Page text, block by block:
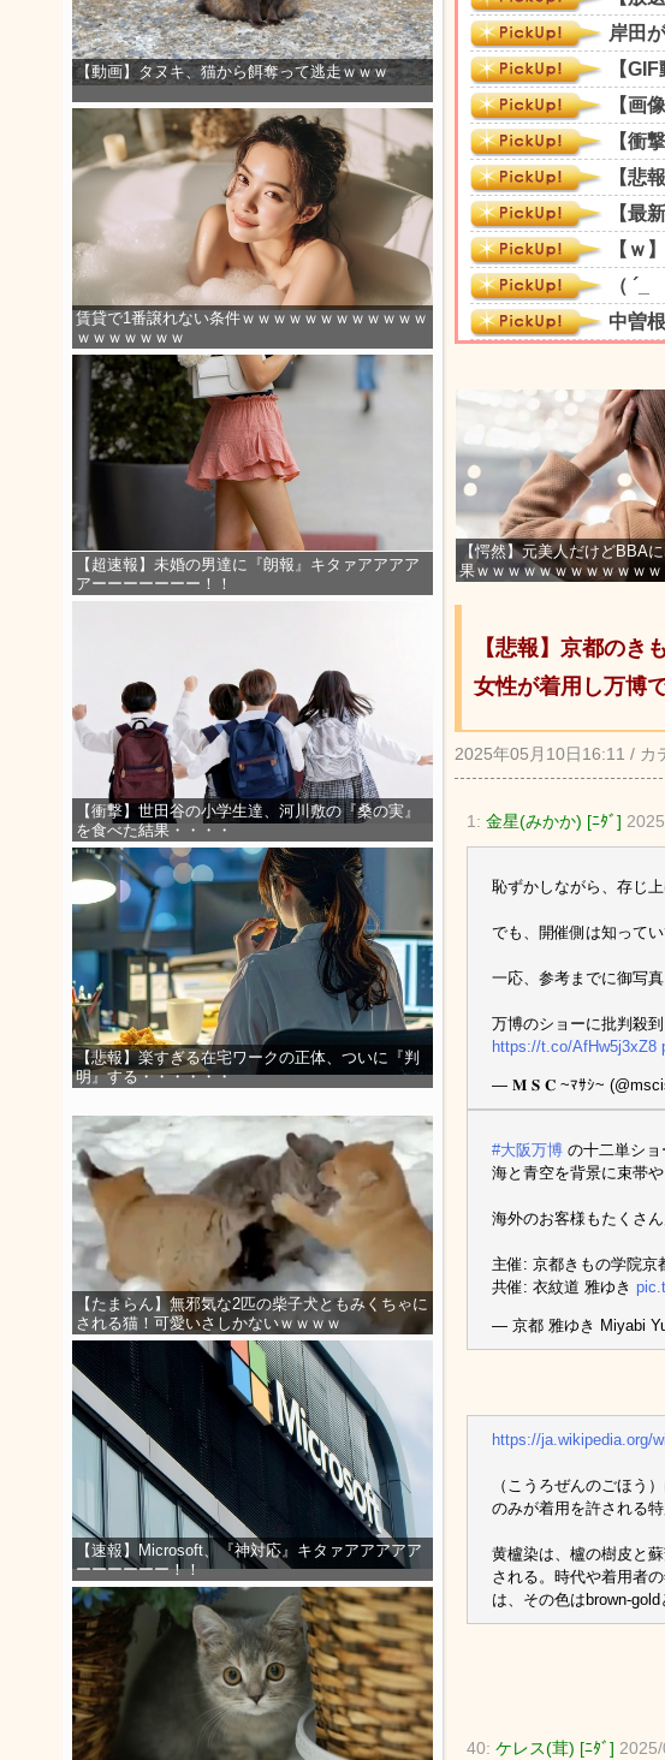
【動画】タヌキ、猫から餌奪って逃走ｗｗｗ
賃貸で1番譲れない条件ｗｗｗｗｗｗｗｗｗｗｗｗ
ｗｗｗｗｗｗｗ
【超速報】未婚の男達に『朗報』キタァアアアア
アーーーーーーー！！
【衝撃】世田谷の小学生達、河川敷の『桑の実』
を食べた結果・・・・
【悲報】楽すぎる在宅ワークの正体、ついに『判
明』する・・・・・・
【たまらん】無邪気な2匹の柴子犬ともみくちゃに
される猫！可愛いさしかないｗｗｗｗ
【速報】Microsoft、『神対応』キタァアアアアア
ーーーーーー！！
【愕然】元美人だけどBBA
果ｗｗｗｗｗｗｗｗｗｗｗｗ
【悲報】京都のき
女性が着用し万博
2025年05月10日16:11 / カ
1: 金星(みかか) [ﾆﾀﾞ]
恥ずかしながら、存じ上
でも、開催側は知って
一応、参考までに御写真
万博のショーに批判殺
https://t.co/AfHw5j3xZ8
— 𝐌 𝐒 𝐂 ~ﾏｻｼ~
#大阪万博 の十二単ショ
海と青空を背景に束帯や
海外のお客様もたくさ
主催: 京都きもの学院
共催: 衣紋道 雅ゆき
— 京都 雅ゆき Miyabi
https://ja.wikipedia.org/
（こうろぜんのごほう
のみが着用を許される
黄櫨染は、櫨の樹皮と
される。時代や着用者
は、その色はbrown-gold
40: ケレス(茸) [ﾆﾀﾞ]